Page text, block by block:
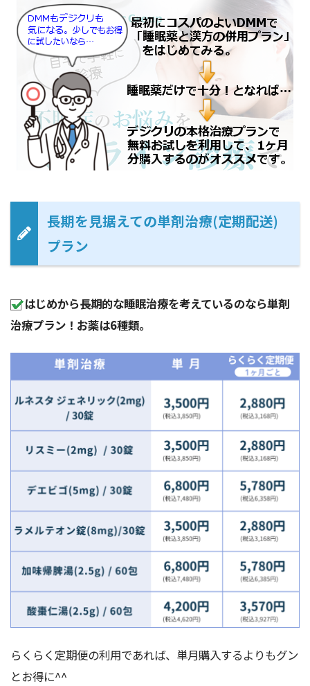
長期を見据えての単剤治療(定期配送)
プラン
はじめから長期的な睡眠治療を考えているのなら単剤
治療プラン！お薬は6種類。
らくらく定期便の利用であれば、単月購入するよりもグン
とお得に^^